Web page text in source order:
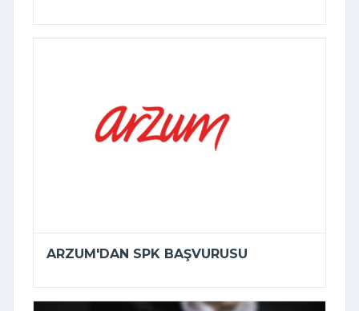
ARZUM'DAN SPK BAŞVURUSU